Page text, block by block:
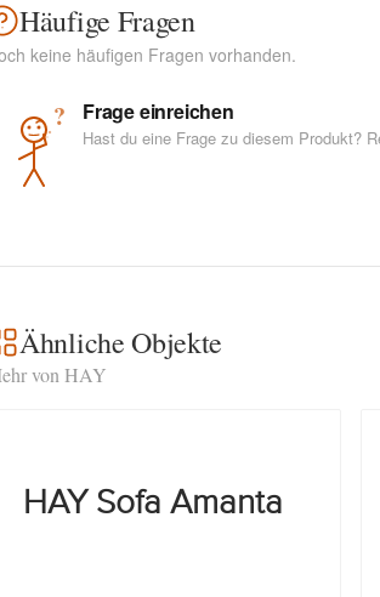
Häufige Fragen
keine häufigen Fragen vorhanden.
? Frage einreichen
Hast du eine Frage zu diesem Produkt?
Ähnliche Objekte
von HAY
HAY Sofa Amanta